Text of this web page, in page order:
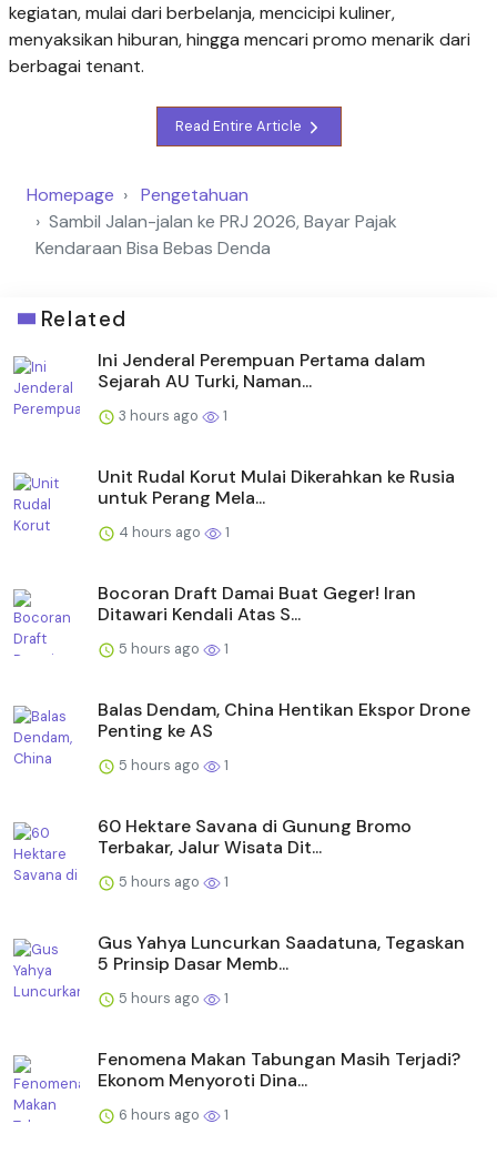
kegiatan, mulai dari berbelanja, mencicipi kuliner,
menyaksikan hiburan, hingga mencari promo menarik dari
berbagai tenant.
Read Entire Article
Homepage
Pengetahuan
Sambil Jalan-jalan ke PRJ 2026, Bayar Pajak
Kendaraan Bisa Bebas Denda
Related
Ini Jenderal Perempuan Pertama dalam
Sejarah AU Turki, Naman...
3 hours ago 1
Unit Rudal Korut Mulai Dikerahkan ke Rusia
untuk Perang Mela...
4 hours ago 1
Bocoran Draft Damai Buat Geger! Iran
Ditawari Kendali Atas S...
5 hours ago 1
Balas Dendam, China Hentikan Ekspor Drone
Penting ke AS
5 hours ago 1
60 Hektare Savana di Gunung Bromo
Terbakar, Jalur Wisata Dit...
5 hours ago 1
Gus Yahya Luncurkan Saadatuna, Tegaskan
5 Prinsip Dasar Memb...
5 hours ago 1
Fenomena Makan Tabungan Masih Terjadi?
Ekonom Menyoroti Dina...
6 hours ago 1